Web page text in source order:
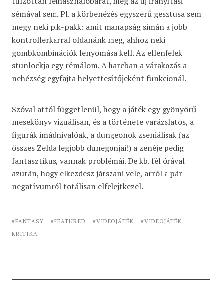
sémával sem. Pl. a körbenézés egyszerű gesztusa sem
megy neki pik-pakk: amit manapság simán a jobb
kontrollerkarral oldanánk meg, ahhoz neki
gombkombinációk lenyomása kell. Az ellenfelek
stunlockja egy rémálom. A harcban a várakozás a
nehézség egyfajta helyettesítőjeként funkcionál.
Szóval attól függetlenül, hogy a játék egy gyönyörű
mesekönyv vizuálisan, és a története varázslatos, a
figurák imádnivalóak, a dungeonok zseniálisak (az
összes Zelda legjobb dunegonjai!) a zenéje pedig
fantasztikus, vannak problémái. De kb. fél órával
azután, hogy elkezdesz játszani vele, arról a pár
negatívumról totálisan elfelejtkezel.
FANTASY FEATURED VIDEOJÁTÉK
VIDEOJÁTÉK
KRITIKA